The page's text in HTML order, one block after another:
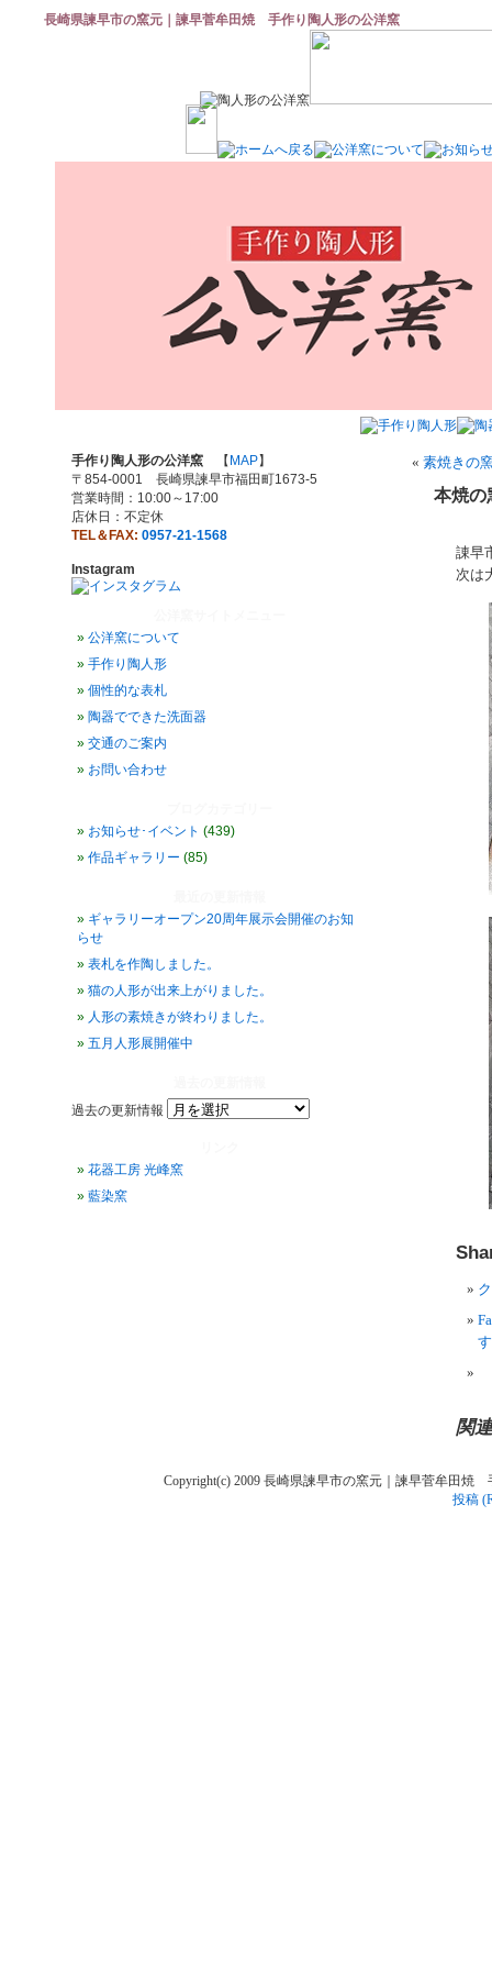
長崎県諫早市の窯元｜諫早菅牟田焼 手作り陶人形の公洋窯
手作り陶人形の公洋窯 【 MAP】
〒854-0001 長崎県諫早市福田町1673-5
営業時間：10:00～17:00
店休日：不定休
TEL＆FAX: 0957-21-1568
Instagram
公洋窯について
手作り陶人形
個性的な表札
陶器でできた洗面器
交通のご案内
お問い合わせ
お知らせ･イベント (439)
作品ギャラリー (85)
ギャラリーオープン20周年展示会開催のお知
らせ
表札を作陶しました。
猫の人形が出来上がりました。
人形の素焼きが終わりました。
五月人形展開催中
過去の更新情報
花器工房 光峰窯
藍染窯
« 素焼きの
本焼の
諌早
次は
関連
Copyright(c) 2009 長崎県諫早市の窯元｜諫早菅牟田焼
投稿